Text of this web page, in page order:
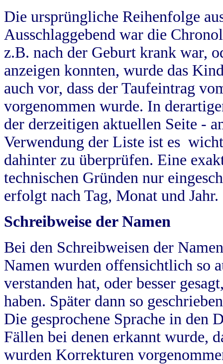
Die ursprüngliche Reihenfolge
Ausschlaggebend war die
z.B. nach der Geburt krank war,
anzeigen konnten, wurde das
auch vor, dass der Taufeintrag
vorgenommen wurde. In
der derzeitigen aktuellen Seite -
Verwendung der Liste ist es
dahinter zu überprüfen. Eine
technischen Gründen nur
erfolgt nach Tag, Monat und Jahr.
Schreibweise der Namen
Bei den Schreibweisen der
Namen wurden offensichtlich so
verstanden hat, oder besser
haben. Später dann so
Die gesprochene Sprache in
Fällen bei denen erkannt wurde,
wurden Korrekturen